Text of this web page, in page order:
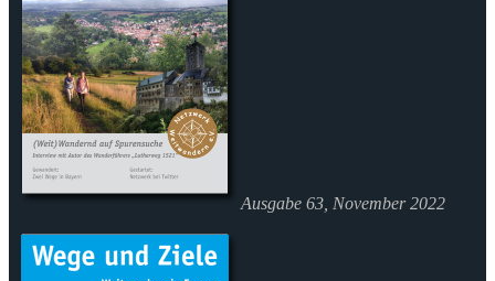
Ausgabe 63, November 2022